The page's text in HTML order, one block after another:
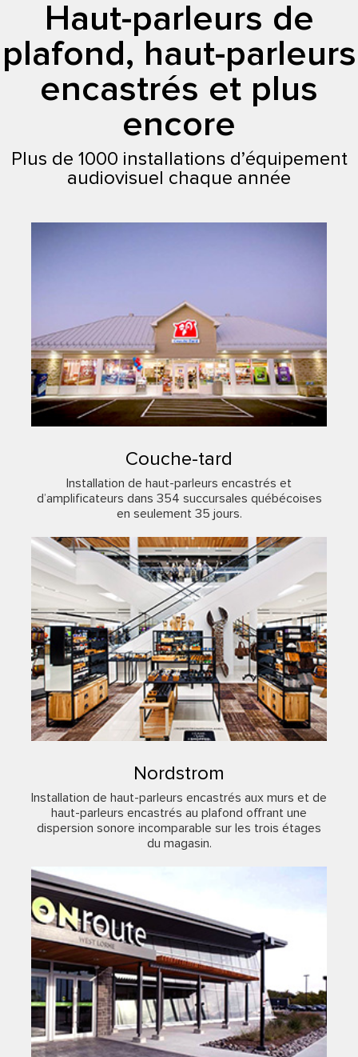
Haut-parleurs de
plafond, haut-parleurs
encastrés et plus
encore
Plus de 1000 installations d’équipement
audiovisuel chaque année
Couche-tard
Installation de haut-parleurs encastrés et
d’amplificateurs dans 354 succursales québécoises
en seulement 35 jours.
Nordstrom
Installation de haut-parleurs encastrés aux murs et de
haut-parleurs encastrés au plafond offrant une
dispersion sonore incomparable sur les trois étages
du magasin.